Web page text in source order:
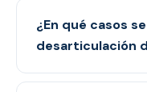
¿En qué casos
desarticulación